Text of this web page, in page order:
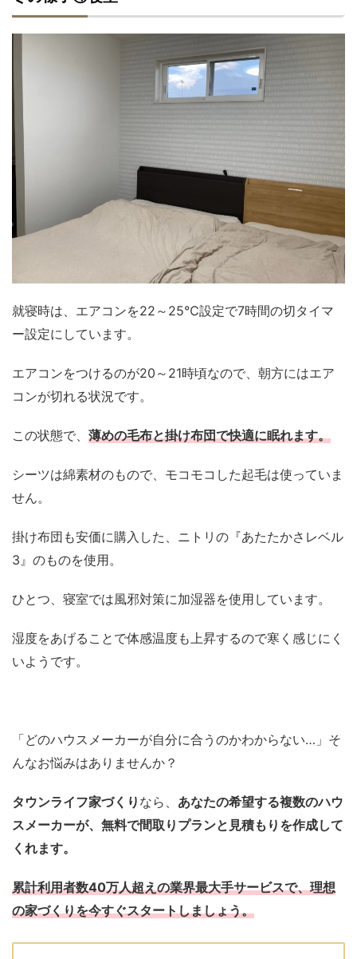
就寝時は、エアコンを22～25℃設定で7時間の切タイマ
ー設定にしています。
エアコンをつけるのが20～21時頃なので、朝方にはエア
コンが切れる状況です。
この状態で、 薄めの毛布と掛け布団で快適に眠れます。
シーツは綿素材のもので、モコモコした起毛は使っていま
せん。
掛け布団も安価に購入した、ニトリの『あたたかさレベル
3』のものを使用。
ひとつ、寝室では風邪対策に加湿器を使用しています。
湿度をあげることで体感温度も上昇するので寒く感じにく
いようです。
「どのハウスメーカーが自分に合うのかわからない…」そ
んなお悩みはありませんか？
タウンライフ家づくり なら、 あなたの希望する複数のハウ
スメーカーが、無料で間取りプランと見積もりを作成して
くれます。
累計利用者数40万人超えの業界最大手サービスで、理想
の家づくりを今すぐスタートしましょう。